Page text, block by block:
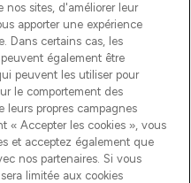
1022962), trading as
Representative of
(FRN: 311908) who are
Conduct Authority as
provided by Frasers
311908) and is subject
regulated payment
Limited is a payment
a company authorised
Services Commission
Missed payments may
nos sites, d'améliorer leur
apporter une expérience
Dans certains cas, les
également être
peuvent les utiliser pour
le comportement des
leurs propres campagnes
« Accepter les cookies », vous
et acceptez également que
nos partenaires. Si vous
limitée aux cookies